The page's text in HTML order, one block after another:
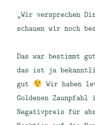
„Wir versprechen
schauen wir noch
Das war bestimmt
das ist ja
gut
Wir haben
Goldenen
Negativpreis für